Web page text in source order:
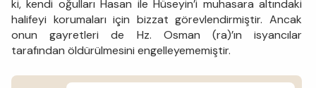
ki, kendi oğulları Hasan ile Hüseyin’i muhasara altındaki
halifeyi korumaları için bizzat görevlendirmiştir. Ancak
onun gayretleri de Hz. Osman (ra)’ın isyancılar
tarafından öldürülmesini engelleyememiştir.